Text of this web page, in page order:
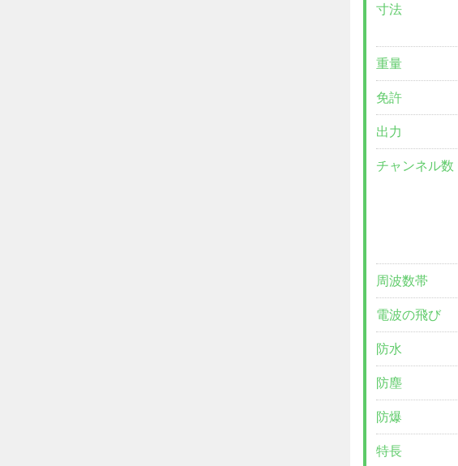
寸法
重量
免許
出力
チャンネル数
周波数帯
電波の飛び
防水
防塵
防爆
特長